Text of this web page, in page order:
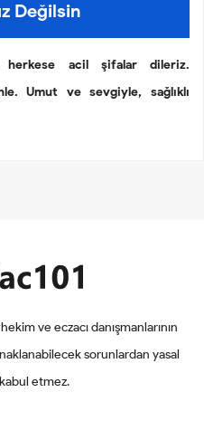
Değilsin
herkese acil şifalar dileriz.
Umut ve sevgiyle, sağlıklı
ve eczacı danışmanlarının
sorunlardan yasal
etmez.